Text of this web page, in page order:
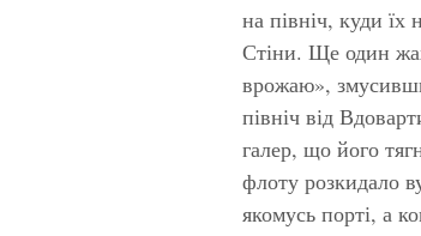
на північ, куди їх
Стіни. Ще один
врожаю»,
північ від
галер, що його
флоту розкидало
якомусь порті, а